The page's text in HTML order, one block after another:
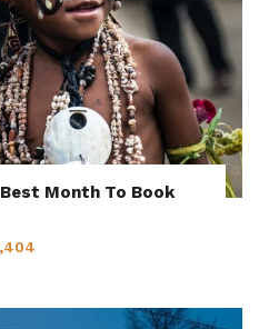
Month To Book